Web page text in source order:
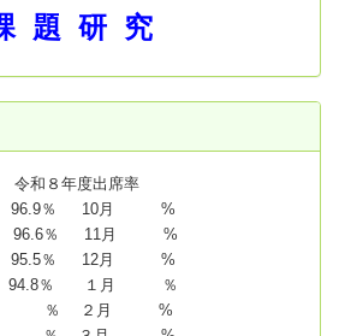
題 研 究
令和８年度出席率
96.9％ 10月 %
96.6％ 11月 %
95.5％ 12月 %
94.8％ １月 ％
％ ２月 %